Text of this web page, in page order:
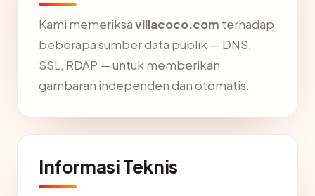
Kami memeriksavillacoco.com terhadap
beberapa sumber data publik — DNS,
SSL, RDAP — untuk memberikan
gambaran independen dan otomatis.
Informasi Teknis